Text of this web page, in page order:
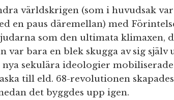
världskrigen (som i huvudsak
en paus däremellan) med
som den ultimata klimaxen,
var bara en blek skugga av sig
nya sekulära ideologier
till eld. 68-revolutionen
det byggdes upp igen.